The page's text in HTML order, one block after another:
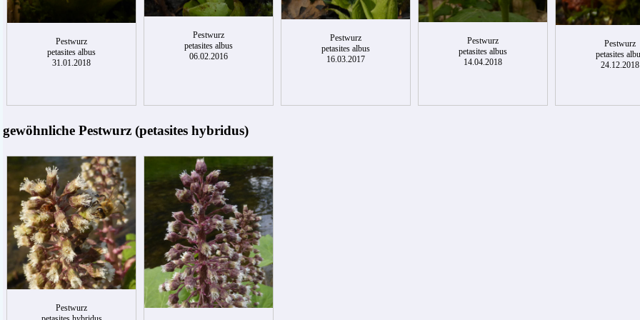
Pestwurz
petasites albus
31.01.2018
Pestwurz
petasites albus
06.02.2016
Pestwurz
petasites albus
16.03.2017
Pestwurz
petasites albus
14.04.2018
Pestwurz
petasites
24.12.2018
gewöhnliche Pestwurz (petasites hybridus)
Pestwurz